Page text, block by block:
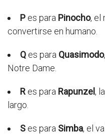
P es para Pinocho, el
convertirse en humano.
Q es para Quasimodo
Notre Dame.
R es para Rapunzel,
largo.
S es para Simba, el